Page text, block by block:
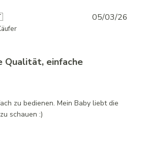
Qualität, einfache
zu bedienen. Mein Baby liebt die
schauen :)
05/03/26